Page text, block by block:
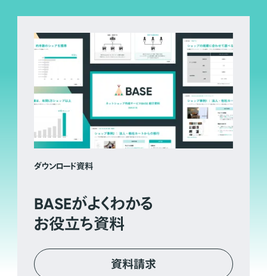
ダウンロード資料
BASEがよくわかる
お役立ち資料
資料請求